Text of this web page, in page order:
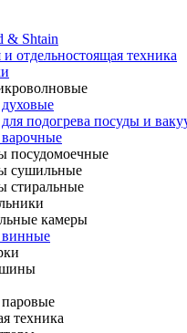
& Shtain
отдельностоящая техника
подогрева посуды и
сушильные
камеры
техника